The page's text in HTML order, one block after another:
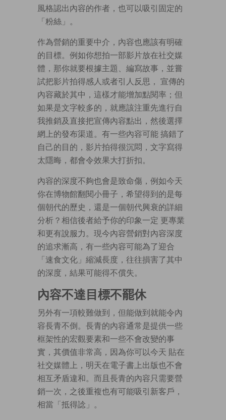
風格認出內容的作者，也可以吸引固定的
「粉絲」。
作為營銷的重要中介，內容也應該有明確
的目標。例如你想拍一部影片放在社交媒
體，那你就要根據主題、編寫故事，並嘗
試把影片拍得感人或者引人反思， 宣傳的
內容藏於其中，這樣才能增加點閱率；但
如果是文字較多的，就應該注重先進行自
我推銷及直接把宣傳內容點出，然後選擇
網上的發布渠道。有一些內容可能 搞錯了
自己的目的，影片拍得很沉悶，文字寫得
太隱晦，都會令效果大打折扣。
內容的深度不夠也會是致命傷，例如今天
你在博物館翻閱小冊子，希望得到的是每
個朝代的歷史，還是一個朝代興衰的詳細
分析？相信後者給予你的印象一定 更專業
和更有說服力。現今內容營銷對內容深度
的追求漸高，有一些內容可能為了迎合
「速食文化」縮減長度，往往損害了其中
的深度，結果可能得不償失。
內容不達目標不罷休
另外有一項較難做到，但能做到就能令內
容長青不倒。長青的內容通常是提供一些
框架性的宏觀要素和一些不會改變的事
實，其價值非常高，因為你可以今天 貼在
社交媒體上，明天在電子書上出版也不會
相互矛盾違和。而且長青的內容只需要營
銷一次，之後重複也有可能吸引新客戶，
相當「抵得諗」。